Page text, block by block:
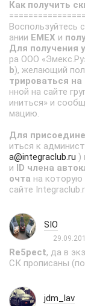
Как получить
Воспользуйтесь
ании EMEX и
Для получения
ра ООО
b), желающий
трироваться на
нной на сайте
иниться» и
мацию.
Для
иться к
a@integraclub.ru )
и ID члена
очта на которую
сайте
SIO
Re5pect, да в
СК прописаны
jdm_lav